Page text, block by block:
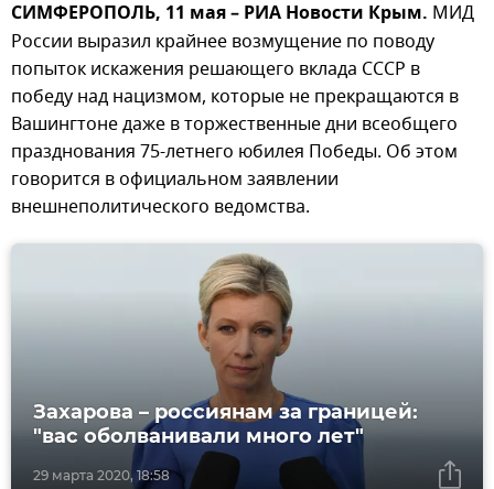
СИМФЕРОПОЛЬ, 11 мая – РИА Новости Крым. МИД
России выразил крайнее возмущение по поводу
попыток искажения решающего вклада СССР в
победу над нацизмом, которые не прекращаются в
Вашингтоне даже в торжественные дни всеобщего
празднования 75-летнего юбилея Победы. Об этом
говорится в официальном заявлении
внешнеполитического ведомства.
29 марта 2020, 18:58
Захарова – россиянам за границей:
"вас оболванивали много лет"